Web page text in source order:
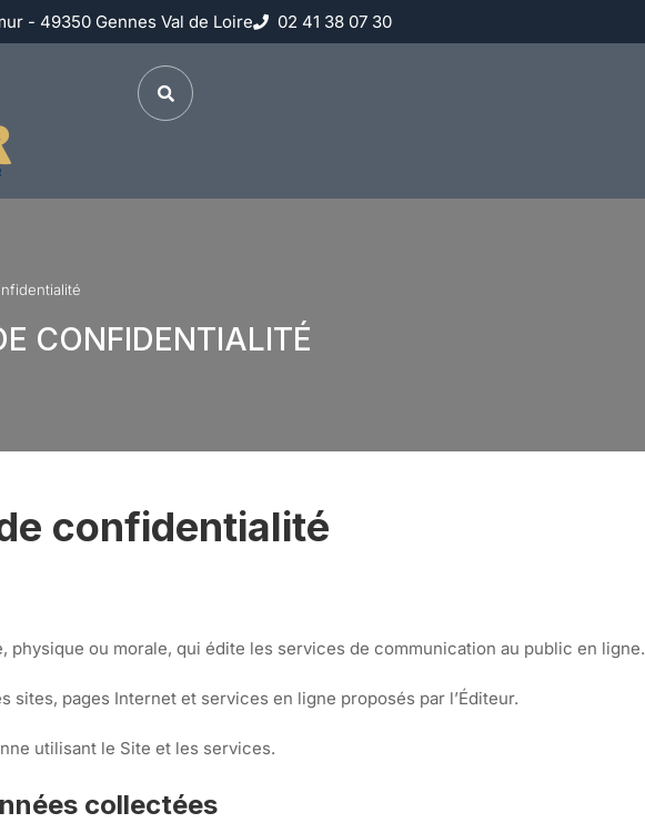
- 49350 Gennes Val de Loire 02 41 38 07 30
CONFIDENTIALITÉ
confidentialité
physique ou morale, qui édite les services de communication au public en ligne.
sites, pages Internet et services en ligne proposés par l’Éditeur.
utilisant le Site et les services.
collectées